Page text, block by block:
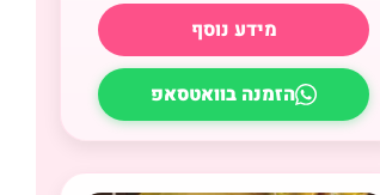
מידע נוסף
הזמנה בוואטסאפ